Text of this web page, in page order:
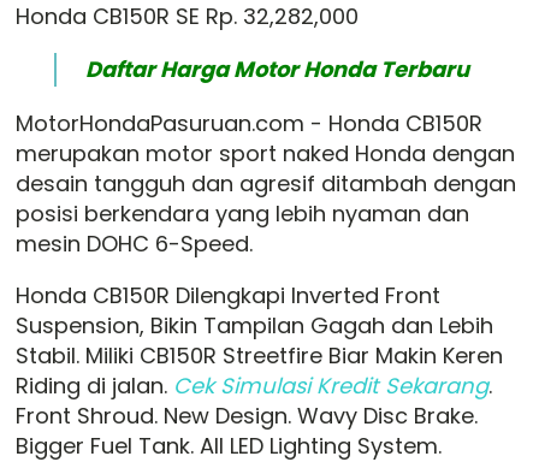
Honda CB150R SE Rp. 32,282,000
Daftar Harga Motor Honda Terbaru
MotorHondaPasuruan.com - Honda CB150R
merupakan motor sport naked Honda dengan
desain tangguh dan agresif ditambah dengan
posisi berkendara yang lebih nyaman dan
mesin DOHC 6-Speed.
Honda CB150R Dilengkapi Inverted Front
Suspension, Bikin Tampilan Gagah dan Lebih
Stabil. Miliki CB150R Streetfire Biar Makin Keren
Riding di jalan. Cek Simulasi Kredit Sekarang.
Front Shroud. New Design. Wavy Disc Brake.
Bigger Fuel Tank. All LED Lighting System.